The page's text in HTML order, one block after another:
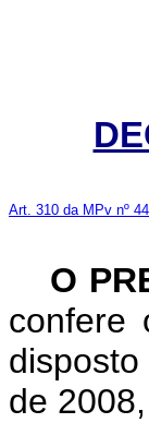
Art. 310 da MPv nº
O
confere
de 2008,